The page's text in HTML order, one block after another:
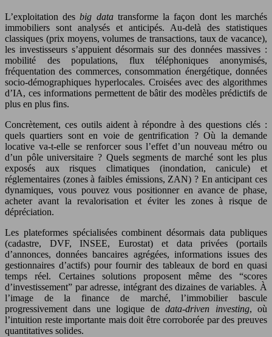
L’exploitation desbig datatransforme la façon dont les marchés
immobiliers sont analysés et anticipés. Au‑delà des statistiques
classiques (prix moyens, volumes de transactions, taux de vacance),
les investisseurs s’appuient désormais sur des données massives :
mobilité des populations, flux téléphoniques anonymisés,
fréquentation des commerces, consommation énergétique, données
socio‑démographiques hyperlocales. Croisées avec des algorithmes
d’IA, ces informations permettent de bâtir des modèles prédictifs de
plus en plus fins.
Concrètement, ces outils aident à répondre à des questions clés :
quels quartiers sont en voie de gentrification ? Où la demande
locative va‑t‑elle se renforcer sous l’effet d’un nouveau métro ou
d’un pôle universitaire ? Quels segments de marché sont les plus
exposés aux risques climatiques (inondation, canicule) et
réglementaires (zones à faibles émissions, ZAN) ? En anticipant ces
dynamiques, vous pouvez vous positionner en avance de phase,
acheter avant la revalorisation et éviter les zones à risque de
dépréciation.
Les plateformes spécialisées combinent désormais data publiques
(cadastre, DVF, INSEE, Eurostat) et data privées (portails
d’annonces, données bancaires agrégées, informations issues des
gestionnaires d’actifs) pour fournir des tableaux de bord en quasi
temps réel. Certaines solutions proposent même des “scores
d’investissement” par adresse, intégrant des dizaines de variables. À
l’image de la finance de marché, l’immobilier bascule
progressivement dans une logique dedata-driven investing, où
l’intuition reste importante mais doit être corroborée par des preuves
quantitatives solides.